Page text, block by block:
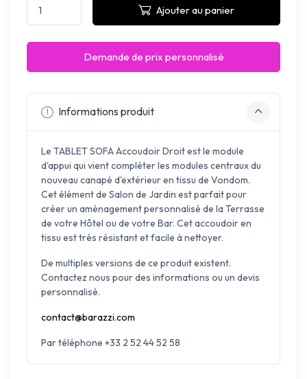
Ajouter au panier
Demande de prix personnalisé
Informations produit
Le TABLET SOFA Accoudoir Droit est le module
d'appui qui vient compléter les modules centraux du
nouveau canapé d'extérieur en tissu de Vondom.
Cet élément de Salon de Jardin est parfait pour
créer un aménagement personnalisé de la Terrasse
de votre Hôtel ou de votre Bar. Cet accoudoir en
tissu est très résistant et facile à nettoyer.
De multiples versions de ce produit existent.
Contactez nous pour des informations ou un devis
personnalisé.
contact@barazzi.com
Par téléphone +33 2 52 44 52 58